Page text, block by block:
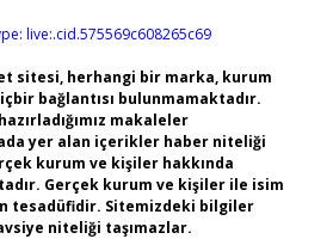
live:.cid.575569c608265c69
sitesi, herhangi bir marka, kurum
bağlantısı bulunmamaktadır.
makaleler
yer alan içerikler haber niteliği
kurum ve kişiler hakkında
Gerçek kurum ve kişiler ile isim
tesadüfidir. Sitemizdeki bilgiler
niteliği taşımazlar.